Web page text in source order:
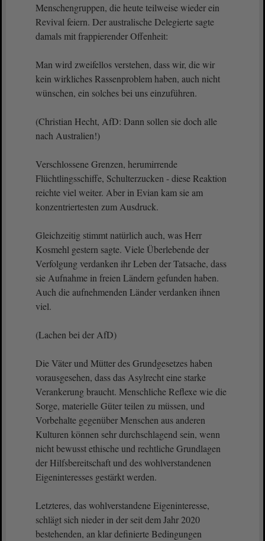
Menschengruppen, die heute teilweise wieder ein
Revival feiern. Der australische Delegierte sagte
damals mit frappierender Offenheit:
Man wird zweifellos verstehen, dass wir, die wir
kein wirkliches Rassenproblem haben, auch nicht
wünschen, ein solches bei uns einzuführen.
(Christian Hecht, AfD: Dann sollen sie doch alle
nach Australien!)
Verschlossene Grenzen, herumirrende
Flüchtlingsschiffe, Schulterzucken - diese Reaktion
reichte viel weiter. Aber in Evian kam sie am
konzentriertesten zum Ausdruck.
Gleichzeitig stimmt natürlich auch, was Herr
Kosmehl gestern sagte. Viele Überlebende der
Verfolgung verdanken ihr Leben der Tatsache, dass
sie Aufnahme in freien Ländern gefunden haben.
Auch die aufnehmenden Länder verdanken ihnen
viel.
(Lachen bei der AfD)
Die Väter und Mütter des Grundgesetzes haben
vorausgesehen, dass das Asylrecht eine starke
Verankerung braucht. Menschliche Reflexe wie die
Sorge, materielle Güter teilen zu müssen, und
Vorbehalte gegenüber Menschen aus anderen
Kulturen können sehr durchschlagend sein, wenn
nicht bewusst ethische und rechtliche Grundlagen
der Hilfsbereitschaft und des wohlverstandenen
Eigeninteresses gestärkt werden.
Letzteres, das wohlverstandene Eigeninteresse,
schlägt sich nieder in der seit dem Jahr 2020
bestehenden, an klar definierte Bedingungen